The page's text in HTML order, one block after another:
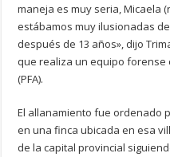
maneja es muy seria, Micaela
estábamos muy ilusionadas
después de 13 años», dijo
que realiza un equipo forense
(PFA).
El allanamiento fue ordenado
en una finca ubicada en esa
de la capital provincial